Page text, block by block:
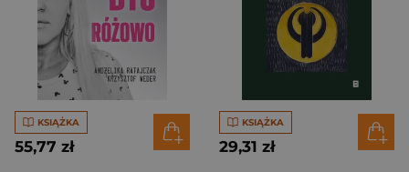
KSIĄŻKA
55,77 zł
KSIĄŻKA
29,31 zł